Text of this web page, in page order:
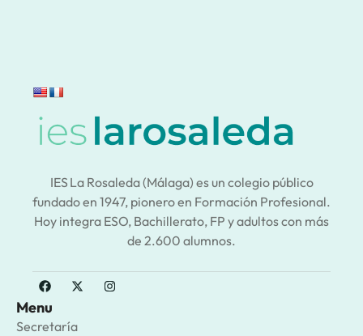
IES La Rosaleda (Málaga) es un colegio público
fundado en 1947, pionero en Formación Profesional.
Hoy integra ESO, Bachillerato, FP y adultos con más
de 2.600 alumnos.
Menu
Secretaría